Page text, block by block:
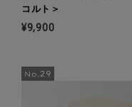
コルト＞
¥9,900